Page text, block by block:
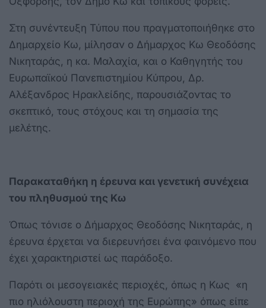
Στη συνέντευξη Τύπου που πραγματοποιήθηκε στο
Δημαρχείο Κω, μίλησαν ο Δήμαρχος Κω Θεοδόσης
Νικηταράς, η κα. Μαλαχία, και ο Καθηγητής του
Ευρωπαϊκού Πανεπιστημίου Κύπρου, Δρ.
Αλέξανδρος Ηρακλείδης, παρουσιάζοντας το
σκεπτικό, τους στόχους και τη σημασία της
μελέτης.
Παρακαταθήκη η έρευνα και γενετική συνέχεια
του πληθυσμού της Κω
Όπως τόνισε ο Δήμαρχος Θεοδόσης Νικηταράς, η
έρευνα έρχεται να διερευνήσει ένα φαινόμενο που
έχει χαρακτηριστεί ως παράδοξο.
Παρότι οι μεσογειακές περιοχές, όπως η Κως «η
πιο ηλιόλουστη περιοχή της Ευρώπης» όπως είπε